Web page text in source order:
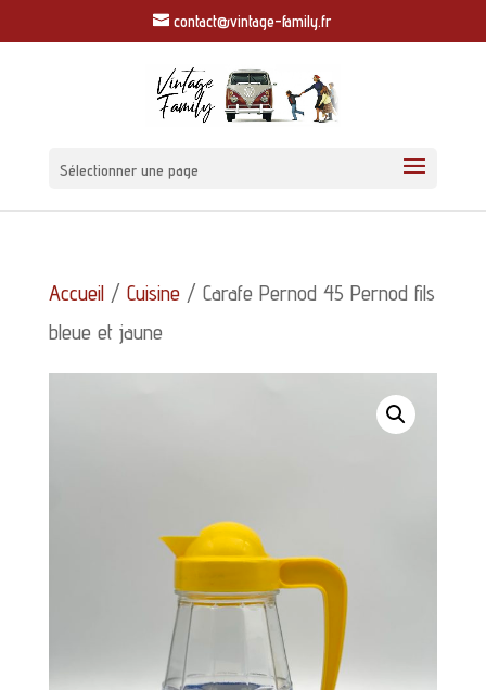
contact@vintage-family.fr
Sélectionner une page
Accueil/ Cuisine/ Carafe Pernod 45 Pernod fils
bleue et jaune